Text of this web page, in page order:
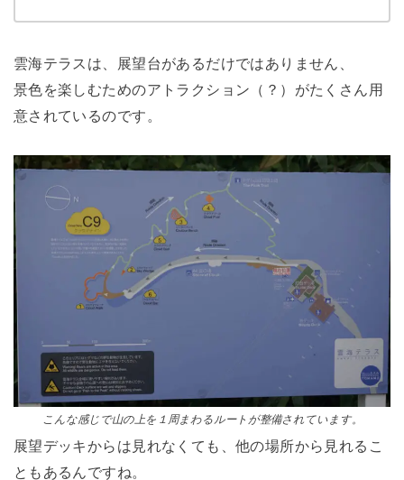
雲海テラスは、展望台があるだけではありません、
景色を楽しむためのアトラクション（？）がたくさん用
意されているのです。
こんな感じで山の上を１周まわるルートが整備されています。
展望デッキからは見れなくても、他の場所から見れるこ
ともあるんですね。